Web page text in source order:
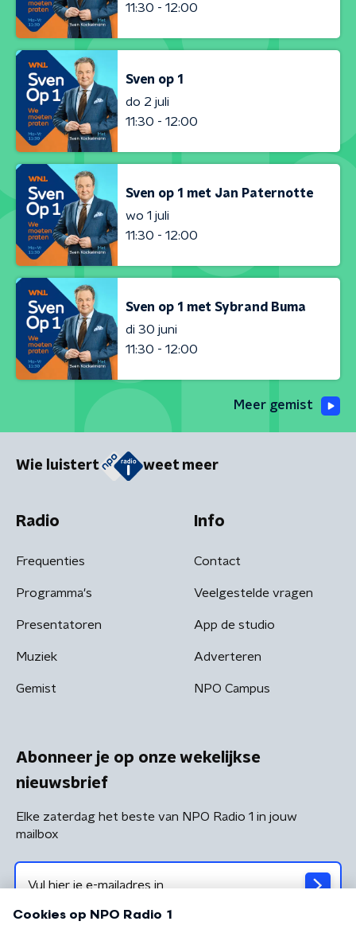
11:30 - 12:00
Sven op 1
do 2 juli
11:30 - 12:00
Sven op 1 met Jan Paternotte
wo 1 juli
11:30 - 12:00
Sven op 1 met Sybrand Buma
di 30 juni
11:30 - 12:00
Meer gemist
Wie luistert weet meer
Radio
Frequenties
Programma's
Presentatoren
Muziek
Gemist
Info
Contact
Veelgestelde vragen
App de studio
Adverteren
NPO Campus
Abonneer je op onze wekelijkse
nieuwsbrief
Elke zaterdag het beste van NPO Radio 1 in jouw
mailbox